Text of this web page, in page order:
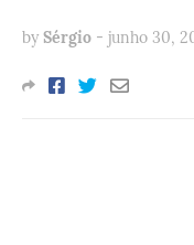
by Sérgio - junho 30,